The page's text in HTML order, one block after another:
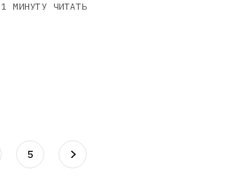
1 МИНУТУ ЧИТАТЬ
5